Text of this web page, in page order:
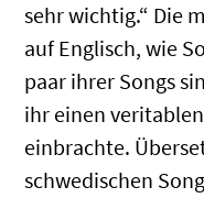
sehr wichtig.“ Die
auf Englisch, wie
paar ihrer Songs
ihr einen
einbrachte.
schwedischen